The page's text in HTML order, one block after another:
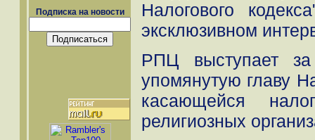
Подписка на новости
Налогового
эксклюзивном
РПЦ выступает
упомянутую главу
касающейся
религиозных